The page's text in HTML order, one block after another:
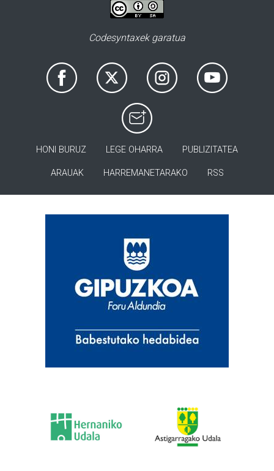
Codesyntaxek garatua
HONI BURUZ LEGE OHARRA PUBLIZITATEA
ARAUAK HARREMANETARAKO RSS